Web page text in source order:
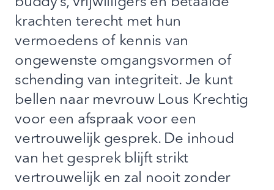
krachten terecht met hun
vermoedens of kennis van
ongewenste omgangsvormen of
schending van integriteit. Je kunt
bellen naar mevrouw Lous Krechtig
voor een afspraak voor een
vertrouwelijk gesprek. De inhoud
van het gesprek blijft strikt
vertrouwelijk en zal nooit zonder